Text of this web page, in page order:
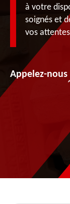
à votre
soignés et
vos
Appelez-nous